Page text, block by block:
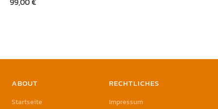
ABOUT
Startseite
RECHTLICHES
Impressum